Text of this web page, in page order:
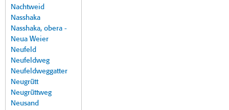
Nachtweid
Nasshaka
Nasshaka, obera -
Neua Weier
Neufeld
Neufeldweg
Neufeldweggatter
Neugrütt
Neugrüttweg
Neusand